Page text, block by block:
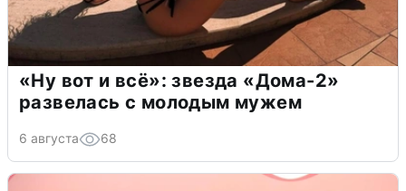
«Ну вот и всё»: звезда «Дома-2»
развелась с молодым мужем
6 августа 68